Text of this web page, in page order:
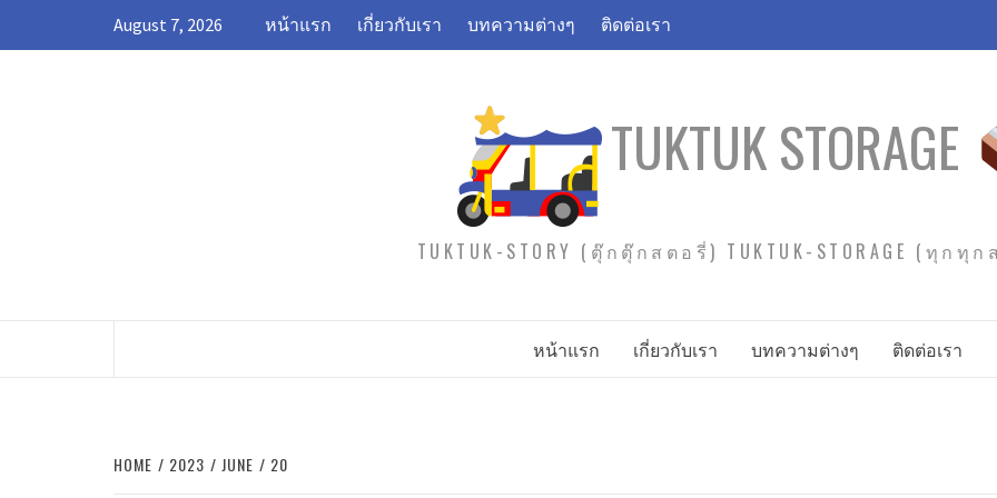
August 7, 2026 หน้าแรก เกี่ยวกับเรา บทความต่างๆ ติดต่อเรา
TUKTUK STORAGE
TUKTUK-STORY (ตุ๊กตุ๊กสตอรี่) TUKTUK-STORAGE (ทุกทุ
หน้าแรก เกี่ยวกับเรา บทความต่างๆ ติดต่อเรา
HOME 2023 JUNE 20